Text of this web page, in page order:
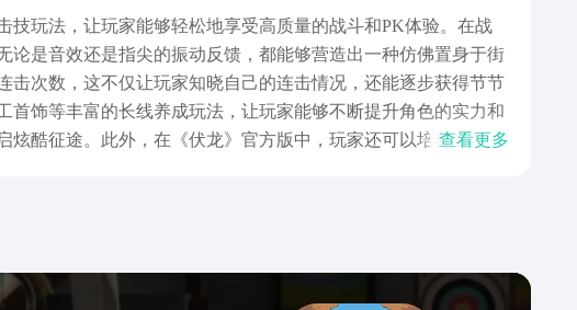
技玩法，让玩家能够轻松地享受高质量的战斗和PK体验。在战
是音效还是指尖的振动反馈，都能够营造出一种仿佛置身于街
次数，这不仅让玩家知晓自己的连击情况，还能逐步获得节节
饰等丰富的长线养成玩法，让玩家能够不断提升角色的实力和
酷征途。此外，在《伏龙》官方版中，玩家还可以培养各类神
升游戏乐趣，还能带来成就感和满足感。在游戏中，神装方面
够帮助玩家在打怪、打本等游戏内容中更加顺畅地进行战斗。
大红包，以获取更多的网络资源和优惠。这些活动和玩法为玩
查看更多